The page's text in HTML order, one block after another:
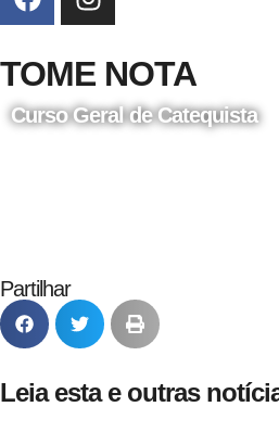
TOME NOTA
Curso Geral de Catequista
Partilhar
Leia esta e outras